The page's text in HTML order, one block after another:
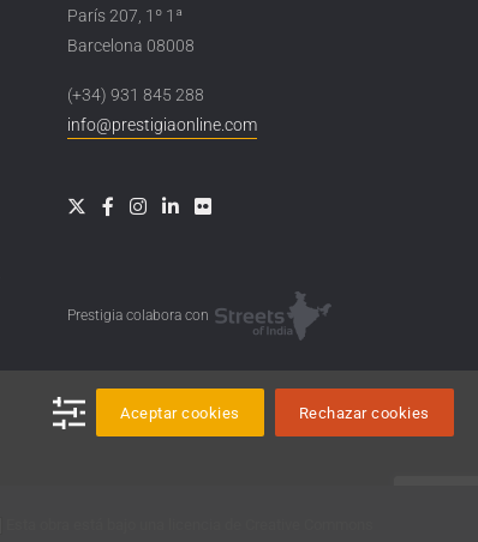
París 207, 1º 1ª
Barcelona 08008
(+34) 931 845 288
info@prestigiaonline.com
Prestigia colabora con
Aceptar cookies Rechazar cookies